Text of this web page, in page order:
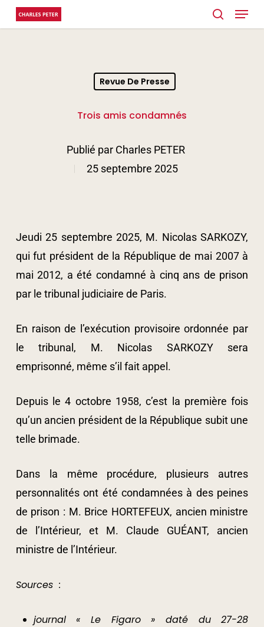
Skip
to
search
Menu
Revue De Presse
Trois amis condamnés
Publié par Charles PETER
25 septembre 2025
Jeudi 25 septembre 2025, M. Nicolas SARKOZY,
qui fut président de la République de mai 2007 à
mai 2012, a été condamné à cinq ans de prison
par le tribunal judiciaire de Paris.
En raison de l’exécution provisoire ordonnée par
le tribunal, M. Nicolas SARKOZY sera
emprisonné, même s’il fait appel.
Depuis le 4 octobre 1958, c’est la première fois
qu’un ancien président de la République subit une
telle brimade.
Dans la même procédure, plusieurs autres
personnalités ont été condamnées à des peines
de prison : M. Brice HORTEFEUX, ancien ministre
de l’Intérieur, et M. Claude GUÉANT, ancien
ministre de l’Intérieur.
Sources :
journal « Le Figaro » daté du 27-28